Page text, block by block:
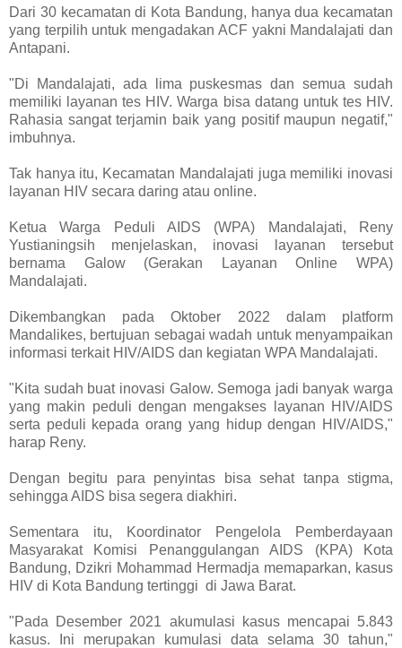
Dari 30 kecamatan di Kota Bandung, hanya dua kecamatan
yang terpilih untuk mengadakan ACF yakni Mandalajati dan
Antapani.
"Di Mandalajati, ada lima puskesmas dan semua sudah
memiliki layanan tes HIV. Warga bisa datang untuk tes HIV.
Rahasia sangat terjamin baik yang positif maupun negatif,"
imbuhnya.
Tak hanya itu, Kecamatan Mandalajati juga memiliki inovasi
layanan HIV secara daring atau online.
Ketua Warga Peduli AIDS (WPA) Mandalajati, Reny
Yustianingsih menjelaskan, inovasi layanan tersebut
bernama Galow (Gerakan Layanan Online WPA)
Mandalajati.
Dikembangkan pada Oktober 2022 dalam platform
Mandalikes, bertujuan sebagai wadah untuk menyampaikan
informasi terkait HIV/AIDS dan kegiatan WPA Mandalajati.
"Kita sudah buat inovasi Galow. Semoga jadi banyak warga
yang makin peduli dengan mengakses layanan HIV/AIDS
serta peduli kepada orang yang hidup dengan HIV/AIDS,"
harap Reny.
Dengan begitu para penyintas bisa sehat tanpa stigma,
sehingga AIDS bisa segera diakhiri.
Sementara itu, Koordinator Pengelola Pemberdayaan
Masyarakat Komisi Penanggulangan AIDS (KPA) Kota
Bandung, Dzikri Mohammad Hermadja memaparkan, kasus
HIV di Kota Bandung tertinggi di Jawa Barat.
"Pada Desember 2021 akumulasi kasus mencapai 5.843
kasus. Ini merupakan kumulasi data selama 30 tahun,"